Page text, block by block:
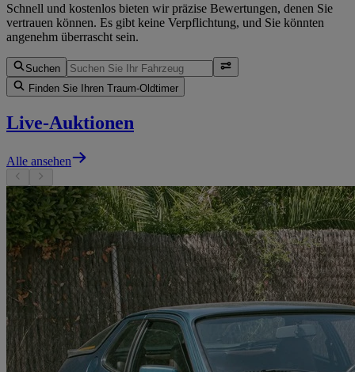
Schnell und kostenlos bieten wir präzise Bewertungen, denen Sie
vertrauen können. Es gibt keine Verpflichtung, und Sie könnten
angenehm überrascht sein.
Suchen
Finden Sie Ihren Traum-Oldtimer
Live-Auktionen
Alle ansehen